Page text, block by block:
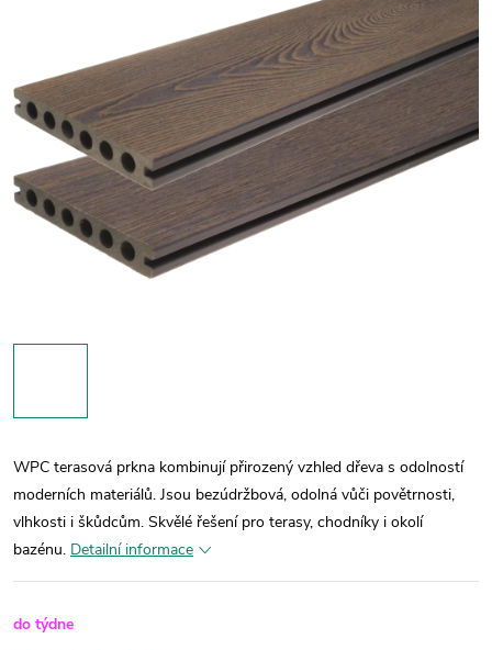
WPC terasová prkna kombinují přirozený vzhled dřeva s odolností
moderních materiálů. Jsou bezúdržbová, odolná vůči povětrnosti,
vlhkosti i škůdcům. Skvělé řešení pro terasy, chodníky i okolí
bazénu. Detailní informace
do týdne